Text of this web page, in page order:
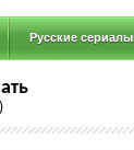
Русские сериалы